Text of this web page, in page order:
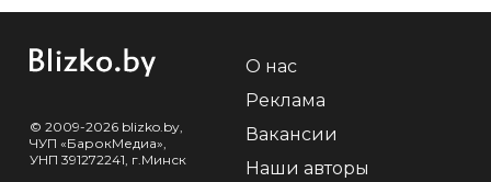
© 2009-2026 blizko.by,
ЧУП «БарокМедиа»,
УНП 391272241, г.Минск
О нас
Реклама
Вакансии
Наши авторы